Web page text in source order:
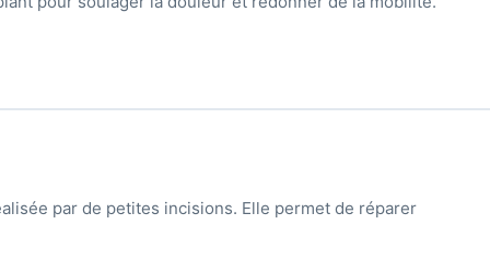
par de petites incisions. Elle permet de réparer